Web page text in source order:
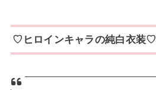
♡ヒロインキャラの純白衣装♡